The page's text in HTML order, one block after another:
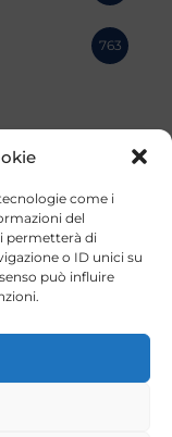
come i
del
permetterà di
o ID unici su
può influire
763
Live TV